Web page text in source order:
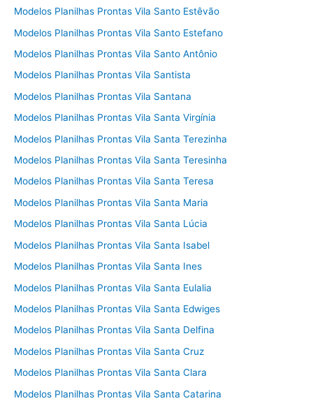
Modelos Planilhas Prontas Vila Santo Estêvão
Modelos Planilhas Prontas Vila Santo Estefano
Modelos Planilhas Prontas Vila Santo Antônio
Modelos Planilhas Prontas Vila Santista
Modelos Planilhas Prontas Vila Santana
Modelos Planilhas Prontas Vila Santa Virgínia
Modelos Planilhas Prontas Vila Santa Terezinha
Modelos Planilhas Prontas Vila Santa Teresinha
Modelos Planilhas Prontas Vila Santa Teresa
Modelos Planilhas Prontas Vila Santa Maria
Modelos Planilhas Prontas Vila Santa Lúcia
Modelos Planilhas Prontas Vila Santa Isabel
Modelos Planilhas Prontas Vila Santa Ines
Modelos Planilhas Prontas Vila Santa Eulalia
Modelos Planilhas Prontas Vila Santa Edwiges
Modelos Planilhas Prontas Vila Santa Delfina
Modelos Planilhas Prontas Vila Santa Cruz
Modelos Planilhas Prontas Vila Santa Clara
Modelos Planilhas Prontas Vila Santa Catarina